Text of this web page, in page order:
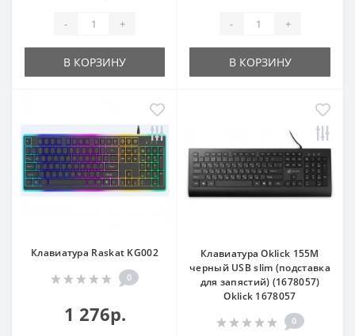
- +
В КОРЗИНУ
- +
В КОРЗИНУ
Клавиатура Raskat KG002
0
1 276р.
Клавиатура Oklick 155M
черный USB slim (подставка
для запястий) (1678057)
Oklick 1678057
0